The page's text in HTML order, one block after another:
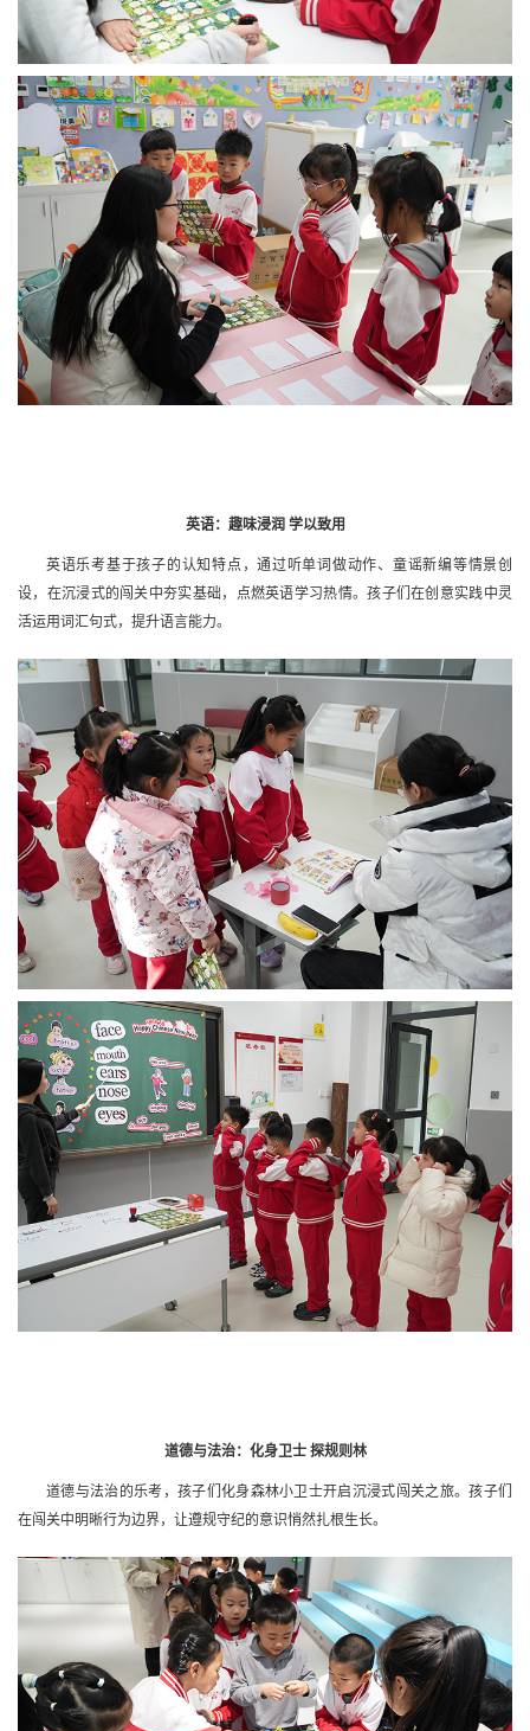
英语：趣味浸润 学以致用
英语乐考基于孩子的认知特点，通过听单词做动作、童谣新编等情景创
设，在沉浸式的闯关中夯实基础，点燃英语学习热情。孩子们在创意实践中灵
活运用词汇句式，提升语言能力。
道德与法治：化身卫士 探规则林
道德与法治的乐考，孩子们化身森林小卫士开启沉浸式闯关之旅。孩子们
在闯关中明晰行为边界，让遵规守纪的意识悄然扎根生长。